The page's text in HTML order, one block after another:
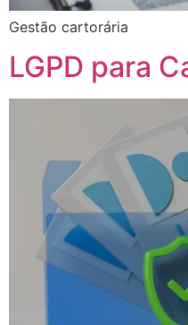
Gestão cartorária
LGPD para